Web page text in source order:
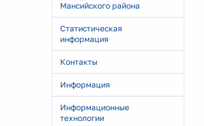
Мансийского района
Статистическая
информация
Контакты
Информация
Информационные
технологии